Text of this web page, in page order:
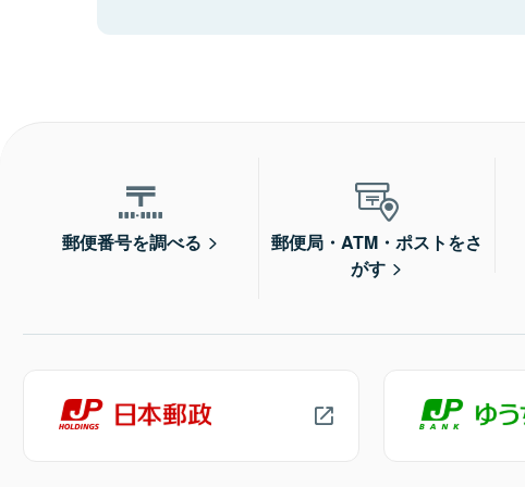
郵便番号を調べる
郵便局・ATM・ポストをさ
がす